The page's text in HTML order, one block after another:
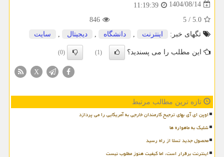
1404/08/14
11:19:39
5.0
/
5
846
تگهای خبر:
اینترنت دانشگاه دیجیتال سایت
این مطلب را می پسندید؟ (1)
(0)
X
تازه ترین مطالب مرتبط
اوپن ای آی بهای ترجیح کارمندان خارجی به آمریکایی را می پردازد
شلیک به ماهواره ها
محصول جدید تسلا از راه رسید
اینترنت برقرار است، اما کیفیت هنوز مطلوب نیست